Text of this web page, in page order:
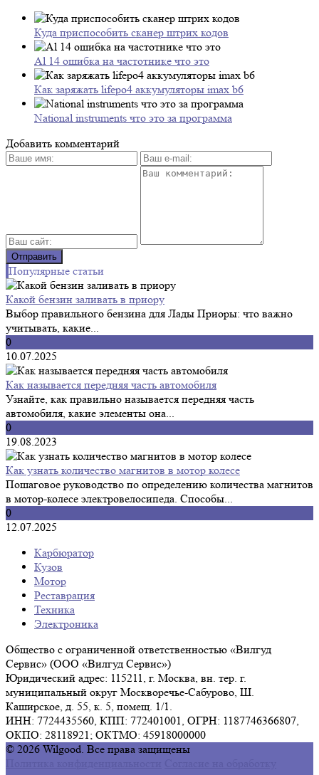
Куда приспособить сканер штрих кодов
Al 14 ошибка на частотнике что это
Как заряжать lifepo4 аккумуляторы imax b6
National instruments что это за программа
Добавить комментарий
Популярные статьи
Какой бензин заливать в приору
Выбор правильного бензина для Лады Приоры: что важно
учитывать, какие...
0
10.07.2025
Как называется передняя часть автомобиля
Узнайте, как правильно называется передняя часть
автомобиля, какие элементы она...
0
19.08.2023
Как узнать количество магнитов в мотор колесе
Пошаговое руководство по определению количества магнитов
в мотор-колесе электровелосипеда. Способы...
0
12.07.2025
Карбюратор
Кузов
Мотор
Реставрация
Техника
Электроника
Общество с ограниченной ответственностью «Вилгуд
Сервис» (ООО «Вилгуд Сервис»)
Юридический адрес: 115211, г. Москва, вн. тер. г.
муниципальный округ Москворечье-Сабурово, Ш.
Каширское, д. 55, к. 5, помещ. 1/1.
ИНН: 7724435560, КПП: 772401001, ОГРН: 1187746366807,
ОКПО: 28118921; ОКТМО: 45918000000
© 2026 Wilgood. Все права защищены